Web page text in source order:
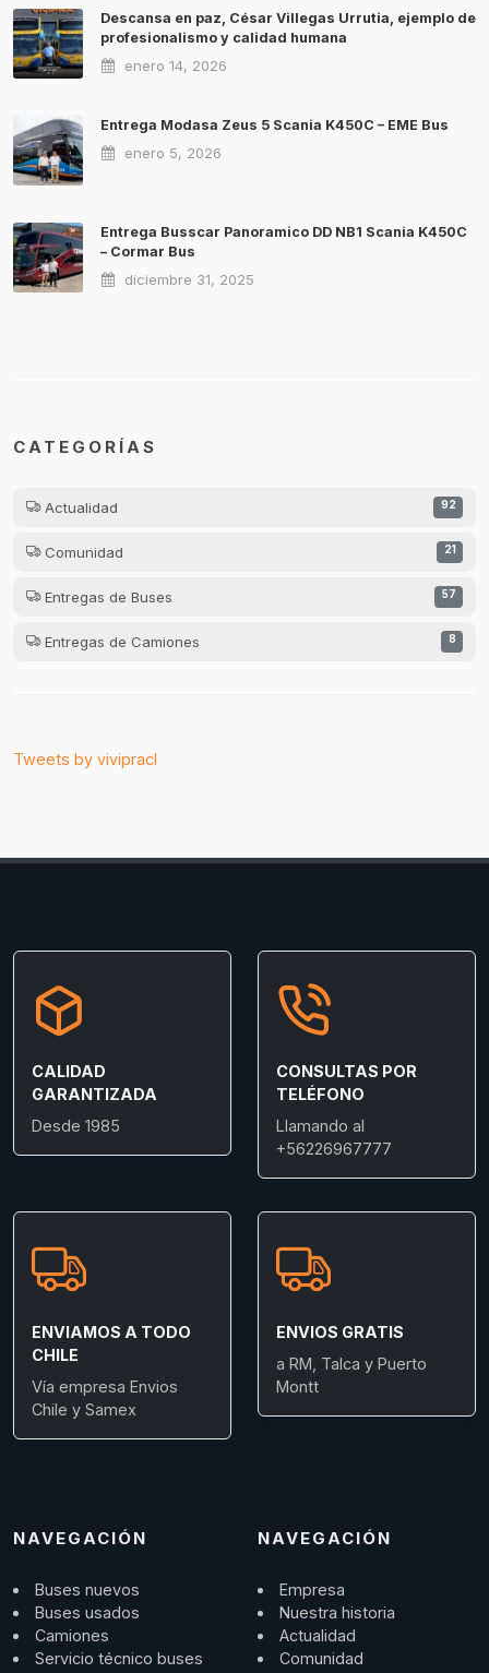
Descansa en paz, César Villegas Urrutia, ejemplo de
profesionalismo y calidad humana
enero 14, 2026
Entrega Modasa Zeus 5 Scania K450C – EME Bus
enero 5, 2026
Entrega Busscar Panoramico DD NB1 Scania K450C
– Cormar Bus
diciembre 31, 2025
CATEGORÍAS
Actualidad 92
Comunidad 21
Entregas de Buses 57
Entregas de Camiones 8
Tweets by vivipracl
CALIDAD
GARANTIZADA
Desde 1985
CONSULTAS POR
TELÉFONO
Llamando al
+56226967777
ENVIAMOS A TODO
CHILE
Vía empresa Envios
Chile y Samex
ENVIOS GRATIS
a RM, Talca y Puerto
Montt
NAVEGACIÓN
Buses nuevos
Buses usados
Camiones
Servicio técnico buses
NAVEGACIÓN
Empresa
Nuestra historia
Actualidad
Comunidad